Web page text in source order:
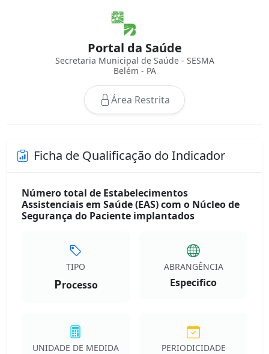
Portal da Saúde
Secretaria Municipal de Saúde - SESMA
Belém - PA
Área Restrita
Ficha de Qualificação do Indicador
Número total de Estabelecimentos
Assistenciais em Saúde (EAS) com o Núcleo de
Segurança do Paciente implantados
TIPO
Processo
ABRANGÊNCIA
Especifico
UNIDADE DE MEDIDA
PERIODICIDADE